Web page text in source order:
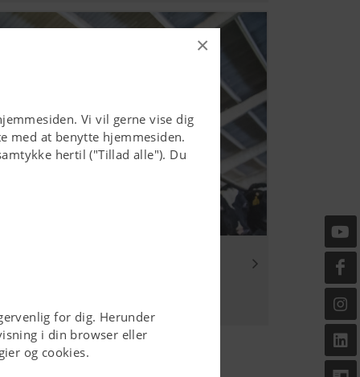
×
Vi vil gerne vise dig
med at benytte hjemmesiden.
hertil ("Tillad alle"). Du
for dig. Herunder
i din browser eller
og cookies.